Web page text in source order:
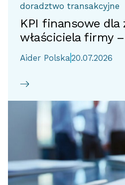
doradztwo transakcyjne
KPI finansowe dla
właściciela firmy
Aider Polska20.07.2026